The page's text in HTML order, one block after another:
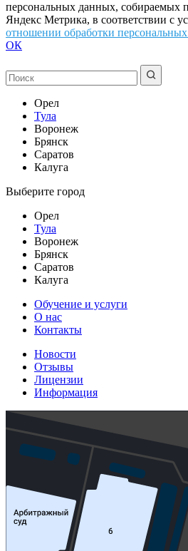
персональных данных, собираемых
Яндекс Метрика, в соответствии с
отношении обработки
ОК
Орел
Тула
Воронеж
Брянск
Саратов
Калуга
Выберите город
Орел
Тула
Воронеж
Брянск
Саратов
Калуга
Обучение и услуги
О нас
Контакты
Новости
Отзывы
Лицензии
Информация